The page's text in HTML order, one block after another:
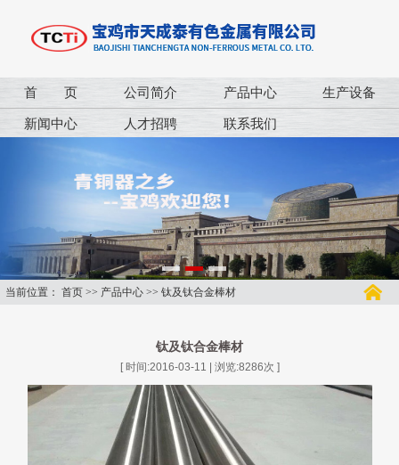
首 页 公司简介 产品中心 生产设备
新闻中心 人才招聘 联系我们
当前位置： 首页 >> 产品中心 >> 钛及钛合金棒材
钛及钛合金棒材
[ 时间:2016-03-11 | 浏览:8286次 ]